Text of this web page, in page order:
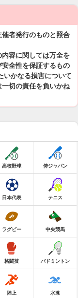
者発行のものと照合
容に関しては万全を
全性を保証するもの
いかなる損害について
切の責任を負いかね
高校野球 侍ジャパン
日本代表 テニス
ラグビー 中央競馬
格闘技 バドミントン
陸上 水泳